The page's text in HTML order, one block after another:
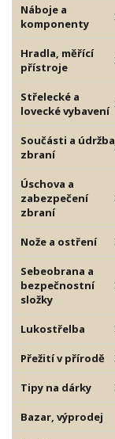
Náboje a
komponenty
Hradla, měřící
přístroje
Střelecké a
lovecké vybavení
Součásti a údržba
zbraní
Úschova a
zabezpečení
zbraní
Nože a ostření
Sebeobrana a
bezpečnostní
složky
Lukostřelba
Přežití v přírodě
Tipy na dárky
Bazar, výprodej